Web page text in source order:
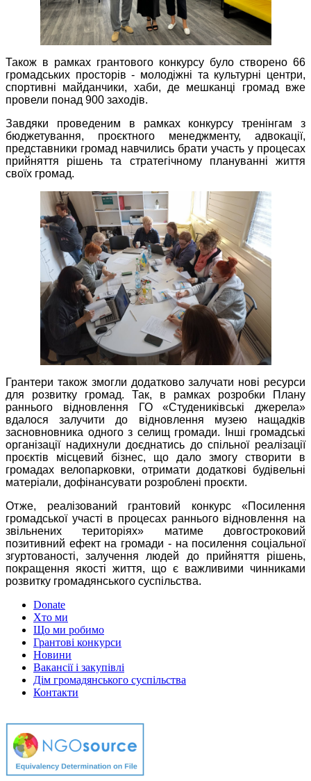
Також в рамках грантового конкурсу було створено 66
громадських просторів - молодіжні та культурні центри,
спортивні майданчики, хаби, де мешканці громад вже
провели понад 900 заходів.
Завдяки проведеним в рамках конкурсу тренінгам з
бюджетування, проєктного менеджменту, адвокації,
представники громад навчились брати участь у процесах
прийняття рішень та стратегічному плануванні життя
своїх громад.
Грантери також змогли додатково залучати нові ресурси
для розвитку громад. Так, в рамках розробки Плану
раннього відновлення ГО «Студениківські джерела»
вдалося залучити до відновлення музею нащадків
засновновника одного з селищ громади. Інші громадські
організації надихнули доєднатись до спільної реалізації
проєктів місцевий бізнес, що дало змогу створити в
громадах велопарковки, отримати додаткові будівельні
матеріали, дофінансувати розроблені проєкти.
Отже, реалізований грантовий конкурс «Посилення
громадської участі в процесах раннього відновлення на
звільнених територіях» матиме довгостроковий
позитивний ефект на громади - на посилення соціальної
згуртованості, залучення людей до прийняття рішень,
покращення якості життя, що є важливими чинниками
розвитку громадянського суспільства.
Donate
Хто ми
Що ми робимо
Грантові конкурси
Новини
Вакансії і закупівлі
Дім громадянського суспільства
Контакти